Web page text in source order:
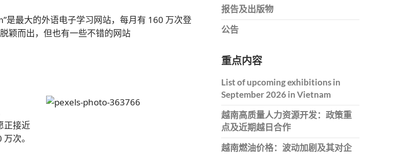
是最大的外语电子学习网站，每月有 160 万次登
颖而出，但也有一些不错的网站
正接近
次。
报告及出版物
公告
重点内容
List of upcoming exhibitions in
September 2026 in Vietnam
越南高质量人力资源开发：政策重
点及近期越日合作
越南燃油价格：波动加剧及其对企